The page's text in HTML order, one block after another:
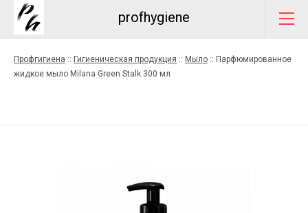
profhygiene
Профгигиена :: Гигиеническая продукция :: Мыло :: Парфюмированное
жидкое мыло Milana Green Stalk 300 мл